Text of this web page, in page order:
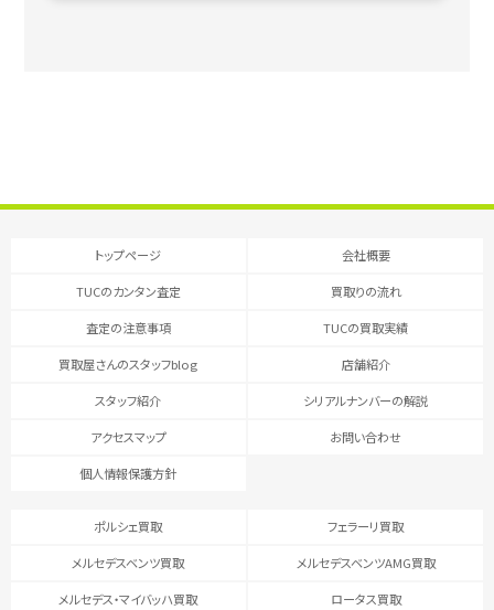
トップページ 会社概要
TUCのカンタン査定 買取りの流れ
査定の注意事項 TUCの買取実績
買取屋さんのスタッフblog 店舗紹介
スタッフ紹介 シリアルナンバーの解説
アクセスマップ お問い合わせ
個人情報保護方針
ポルシェ買取 フェラーリ買取
メルセデスベンツ買取 メルセデスベンツAMG買取
メルセデス・マイバッハ買取 ロータス買取